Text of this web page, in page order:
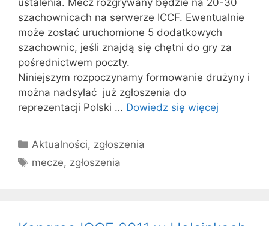
ustalenia. Mecz rozgrywany będzie na 20-30
szachownicach na serwerze ICCF. Ewentualnie
może zostać uruchomione 5 dodatkowych
szachownic, jeśli znajdą się chętni do gry za
pośrednictwem poczty.
Niniejszym rozpoczynamy formowanie drużyny i
można nadsyłać już zgłoszenia do
reprezentacji Polski … Dowiedz się więcej
Kategorie
Aktualności, zgłoszenia
Tagi
mecze, zgłoszenia